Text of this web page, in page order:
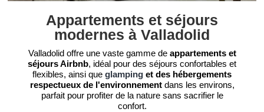
Appartements et séjours
modernes à Valladolid
Valladolid offre une vaste gamme de appartements et
séjours Airbnb, idéal pour des séjours confortables et
flexibles, ainsi que glamping et des hébergements
respectueux de l'environnementdans les environs,
parfait pour profiter de la nature sans sacrifier le
confort.